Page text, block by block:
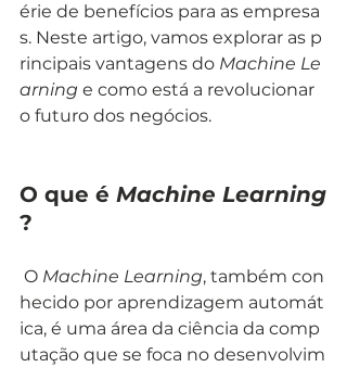
érie de benefícios para as empresa
s. Neste artigo, vamos explorar as p
rincipais vantagens do Machine Le
arning e como está a revolucionar
o futuro dos negócios.
O que é Machine Learning
?
O Machine Learning, também con
hecido por aprendizagem automát
ica, é uma área da ciência da comp
utação que se foca no desenvolvim